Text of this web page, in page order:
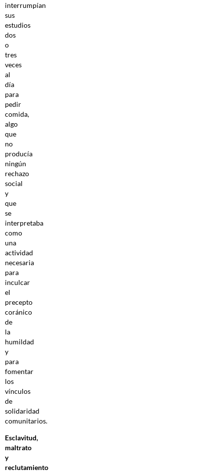
interrumpían
sus
estudios
dos
o
tres
veces
al
día
para
pedir
comida,
algo
que
no
producía
ningún
rechazo
social
y
que
se
interpretaba
como
una
actividad
necesaria
para
inculcar
el
precepto
coránico
de
la
humildad
y
para
fomentar
los
vínculos
de
solidaridad
comunitarios.
Esclavitud,
maltrato
y
reclutamiento